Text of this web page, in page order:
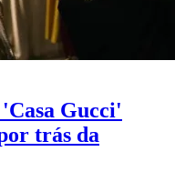
Gucci'
trás da